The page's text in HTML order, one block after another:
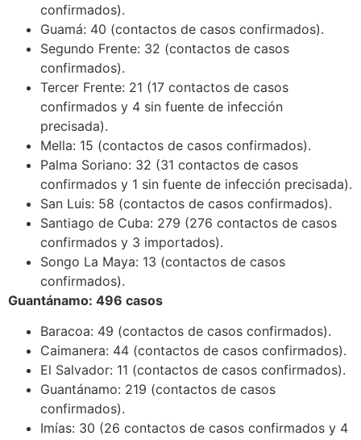
confirmados).
Guamá: 40 (contactos de casos confirmados).
Segundo Frente: 32 (contactos de casos
confirmados).
Tercer Frente: 21 (17 contactos de casos
confirmados y 4 sin fuente de infección
precisada).
Mella: 15 (contactos de casos confirmados).
Palma Soriano: 32 (31 contactos de casos
confirmados y 1 sin fuente de infección precisada).
San Luis: 58 (contactos de casos confirmados).
Santiago de Cuba: 279 (276 contactos de casos
confirmados y 3 importados).
Songo La Maya: 13 (contactos de casos
confirmados).
Guantánamo: 496 casos
Baracoa: 49 (contactos de casos confirmados).
Caimanera: 44 (contactos de casos confirmados).
El Salvador: 11 (contactos de casos confirmados).
Guantánamo: 219 (contactos de casos
confirmados).
Imías: 30 (26 contactos de casos confirmados y 4